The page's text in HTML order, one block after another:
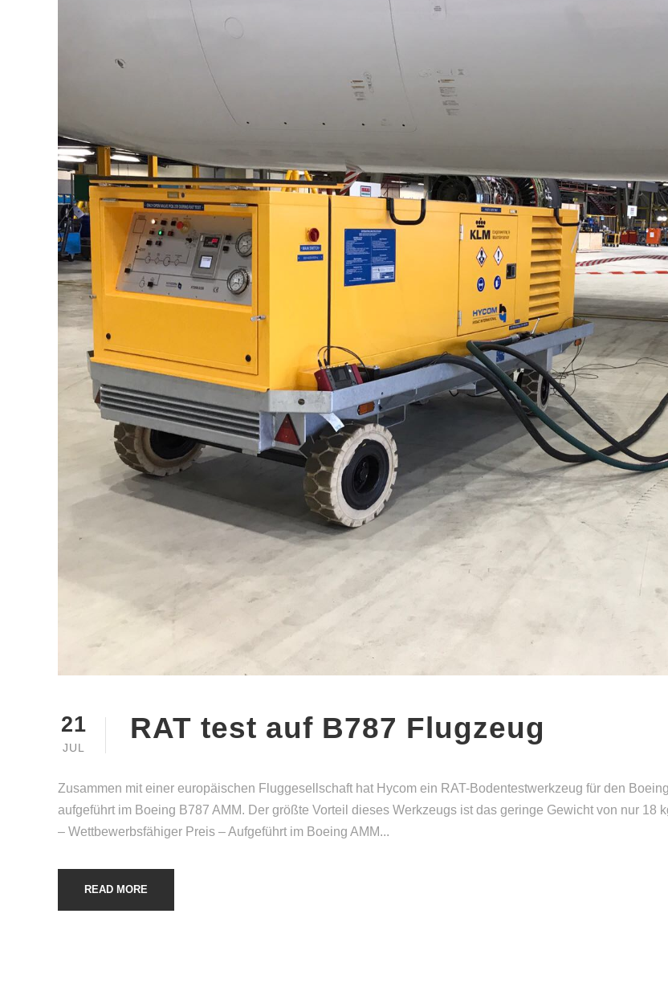
21
JUL
RAT test auf B787 Flugzeug
Zusammen mit einer europäischen Fluggesellschaft hat Hycom ein RAT-Bodentestwerkzeug für den
aufgeführt im Boeing B787 AMM. Der größte Vorteil dieses Werkzeugs ist das geringe Gewicht von nur
– Wettbewerbsfähiger Preis – Aufgeführt im Boeing AMM...
READ MORE